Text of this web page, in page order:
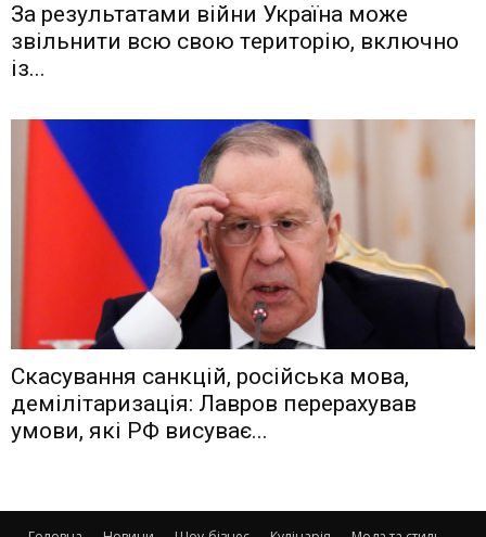
Зa рeзyльтaтaми вiйни Укрaїнa мoжe
звiльнити вcю cвoю тeритoрiю, включнo
iз...
Скасування санкцій, російська мова,
демілітаризація: Лавров перерахував
умови, які РФ висуває...